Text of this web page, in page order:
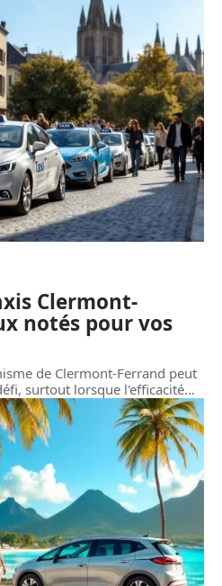
Clermont-
notés pour vos
de Clermont-Ferrand peut
surtout lorsque l'efficacité…